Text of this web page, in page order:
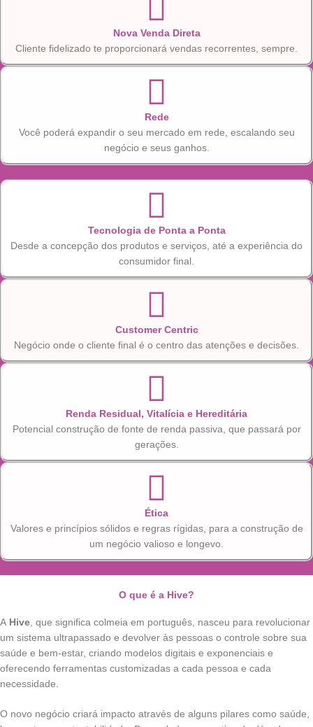
Nova Venda Direta
Cliente fidelizado te proporcionará vendas recorrentes, sempre.
Rede
Você poderá expandir o seu mercado em rede, escalando seu
negócio e seus ganhos.
Tecnologia de Ponta a Ponta
Desde a concepção dos produtos e serviços, até a experiência do
consumidor final.
Customer Centric
Negócio onde o cliente final é o centro das atenções e decisões.
Renda Residual, Vitalícia e Hereditária
Potencial construção de fonte de renda passiva, que passará por
gerações.
Ética
Valores e princípios sólidos e regras rígidas, para a construção de
um negócio valioso e longevo.
O que é a Hive?
A Hive, que significa colmeia em português, nasceu para revolucionar
um sistema ultrapassado e devolver às pessoas o controle sobre sua
saúde e bem-estar, criando modelos digitais e exponenciais e
oferecendo ferramentas customizadas a cada pessoa e cada
necessidade.
O novo negócio criará impacto através de alguns pilares como saúde,